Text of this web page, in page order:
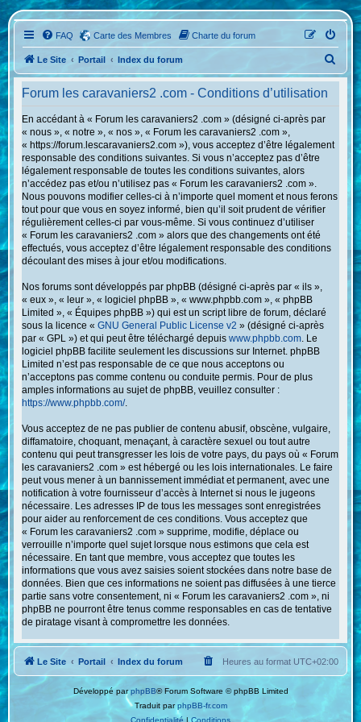
FAQ Carte des Membres Charte du forum
Le Site Portail Index du forum
e
h
Forum les caravaniers2 .com - Conditions d’utilisation
En accédant à « Forum les caravaniers2 .com » (désigné ci-après par
« nous », « notre », « nos », « Forum les caravaniers2 .com »,
« https://forum.lescaravaniers2.com »), vous acceptez d’être légalement
responsable des conditions suivantes. Si vous n’acceptez pas d’être
légalement responsable de toutes les conditions suivantes, alors
n’accédez pas et/ou n’utilisez pas « Forum les caravaniers2 .com ».
Nous pouvons modifier celles-ci à n’importe quel moment et nous ferons
tout pour que vous en soyez informé, bien qu’il soit prudent de vérifier
régulièrement celles-ci par vous-même. Si vous continuez d’utiliser
« Forum les caravaniers2 .com » alors que des changements ont été
effectués, vous acceptez d’être légalement responsable des conditions
découlant des mises à jour et/ou modifications.
Nos forums sont développés par phpBB (désigné ci-après par « ils »,
« eux », « leur », « logiciel phpBB », « www.phpbb.com », « phpBB
Limited », « Équipes phpBB ») qui est un script libre de forum, déclaré
sous la licence «GNU General Public License v2 » (désigné ci-après
par « GPL ») et qui peut être téléchargé depuiswww.phpbb.com. Le
logiciel phpBB facilite seulement les discussions sur Internet. phpBB
Limited n’est pas responsable de ce que nous acceptons ou
n’acceptons pas comme contenu ou conduite permis. Pour de plus
amples informations au sujet de phpBB, veuillez consulter :
https://www.phpbb.com/.
Vous acceptez de ne pas publier de contenu abusif, obscène, vulgaire,
diffamatoire, choquant, menaçant, à caractère sexuel ou tout autre
contenu qui peut transgresser les lois de votre pays, du pays où « Forum
les caravaniers2 .com » est hébergé ou les lois internationales. Le faire
peut vous mener à un bannissement immédiat et permanent, avec une
notification à votre fournisseur d’accès à Internet si nous le jugeons
nécessaire. Les adresses IP de tous les messages sont enregistrées
pour aider au renforcement de ces conditions. Vous acceptez que
« Forum les caravaniers2 .com » supprime, modifie, déplace ou
verrouille n’importe quel sujet lorsque nous estimons que cela est
nécessaire. En tant que membre, vous acceptez que toutes les
informations que vous avez saisies soient stockées dans notre base de
données. Bien que ces informations ne soient pas diffusées à une tierce
partie sans votre consentement, ni « Forum les caravaniers2 .com », ni
phpBB ne pourront être tenus comme responsables en cas de tentative
de piratage visant à compromettre les données.
Le Site Portail Index du forum Heures au format UTC+02:00
Développé parphpBB® Forum Software © phpBB Limited
Traduit parphpBB-fr.com
Confidentialité |Conditions